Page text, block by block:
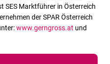
SES Marktführer in Österreich
der SPAR Österreich
www.gerngross.at und